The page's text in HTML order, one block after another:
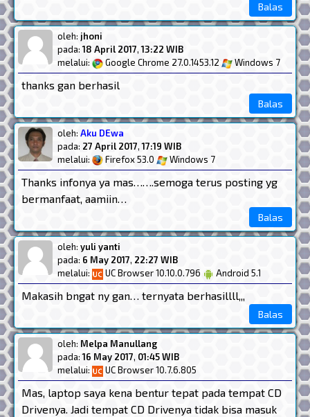
Balas
oleh: jhoni
pada:18 April 2017,13:22 WIB
melalui:
Google Chrome 27.0.1453.12 Windows 7
thanks gan berhasil
Balas
oleh: Aku DEwa
pada: 27 April 2017,17:19 WIB
melalui:
Firefox 53.0 Windows 7
Thanks infonya ya mas…….semoga terus posting yg
bermanfaat, aamiin…
Balas
oleh: yuli yanti
pada: 6 May 2017, 22:27 WIB
melalui:
UC Browser 10.10.0.796 Android 5.1
Makasih bngat ny gan… ternyata berhasillll,,,
Balas
oleh: Melpa Manullang
pada:16 May 2017, 01:45 WIB
melalui:
UC Browser 10.7.6.805
Mas, laptop saya kena bentur tepat pada tempat CD
Drivenya. Jadi tempat CD Drivenya tidak bisa masuk